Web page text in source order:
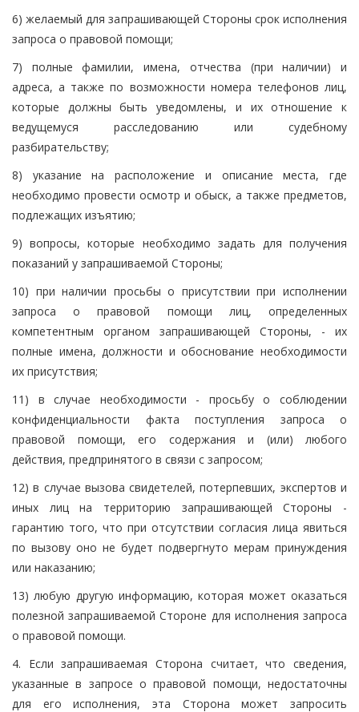
6) желаемый для запрашивающей Стороны срок исполнения
запроса о правовой помощи;
7) полные фамилии, имена, отчества (при наличии) и
адреса, а также по возможности номера телефонов лиц,
которые должны быть уведомлены, и их отношение к
ведущемуся расследованию или судебному
разбирательству;
8) указание на расположение и описание места, где
необходимо провести осмотр и обыск, а также предметов,
подлежащих изъятию;
9) вопросы, которые необходимо задать для получения
показаний у запрашиваемой Стороны;
10) при наличии просьбы о присутствии при исполнении
запроса о правовой помощи лиц, определенных
компетентным органом запрашивающей Стороны, - их
полные имена, должности и обоснование необходимости
их присутствия;
11) в случае необходимости - просьбу о соблюдении
конфиденциальности факта поступления запроса о
правовой помощи, его содержания и (или) любого
действия, предпринятого в связи с запросом;
12) в случае вызова свидетелей, потерпевших, экспертов и
иных лиц на территорию запрашивающей Стороны -
гарантию того, что при отсутствии согласия лица явиться
по вызову оно не будет подвергнуто мерам принуждения
или наказанию;
13) любую другую информацию, которая может оказаться
полезной запрашиваемой Стороне для исполнения запроса
о правовой помощи.
4. Если запрашиваемая Сторона считает, что сведения,
указанные в запросе о правовой помощи, недостаточны
для его исполнения, эта Сторона может запросить